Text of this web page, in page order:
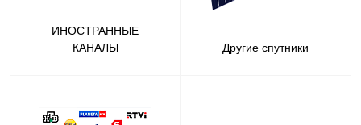
ИНОСТРАННЫЕ
КАНАЛЫ
Другие спутники